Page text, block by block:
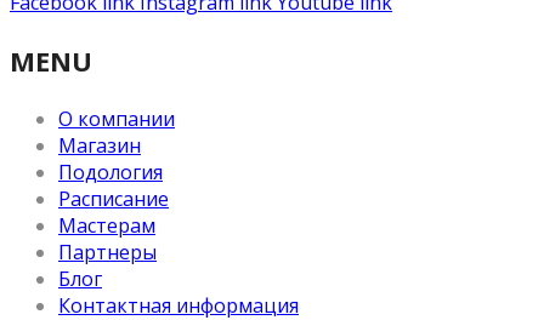
MENU
О компании
Магазин
Подология
Расписание
Мастерам
Партнеры
Блог
Контактная информация